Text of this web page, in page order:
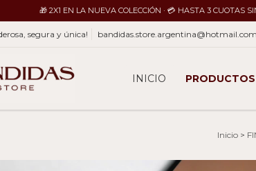
🎁 2X1 EN LA NUEVA COLECCIÓN · 💳 HASTA 3 CUOTAS
segura y única! bandidas.store.argentina@hotmail.com
INICIO PRODUCTOS
Inicio >